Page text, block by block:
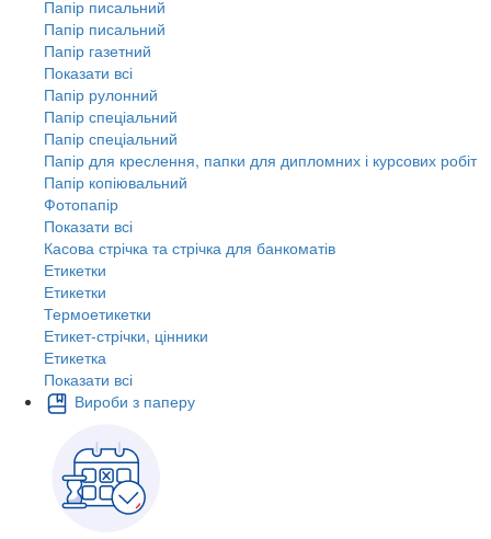
Папір писальний
Папір писальний
Папір газетний
Показати всі
Папір рулонний
Папір спеціальний
Папір спеціальний
Папір для креслення, папки для дипломних і курсових робіт
Папір копіювальний
Фотопапір
Показати всі
Касова стрічка та стрічка для банкоматів
Етикетки
Етикетки
Термоетикетки
Етикет-стрічки, цінники
Етикетка
Показати всі
Вироби з паперу